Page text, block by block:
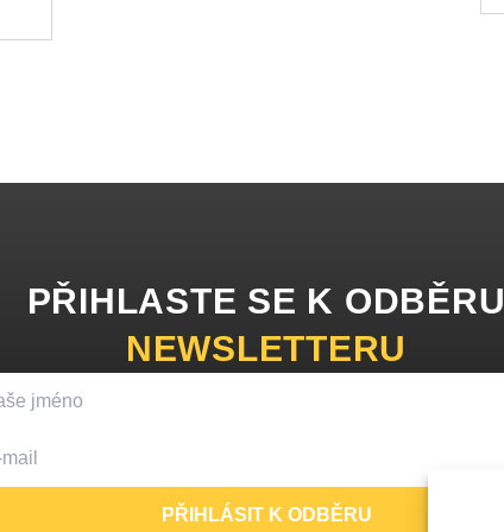
PŘIHLASTE SE K ODBĚRU
NEWSLETTERU
PŘIHLÁSIT K ODBĚRU